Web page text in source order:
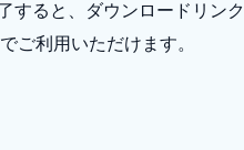
すると、ダウンロードリン
ご利用いただけます。